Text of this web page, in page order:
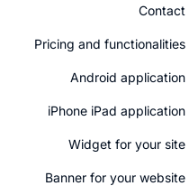
Contact
Pricing and functionalities
Android application
iPhone iPad application
Widget for your site
Banner for your website